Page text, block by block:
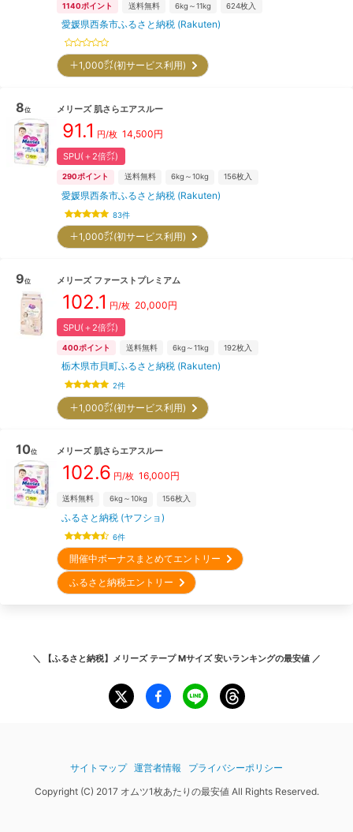
1140ポイント 送料無料 6kg～11kg 624枚入
愛媛県西条市ふるさと納税 (Rakuten)
＋1,000㌽(初サービス利用)
8位 メリーズ 肌さらエアスルー
91.1 円/枚 14,500円
SPU(＋2倍㌽)
290ポイント 送料無料 6kg～10kg 156枚入
愛媛県西条市ふるさと納税 (Rakuten)
83件
＋1,000㌽(初サービス利用)
9位 メリーズ ファーストプレミアム
102.1 円/枚 20,000円
SPU(＋2倍㌽)
400ポイント 送料無料 6kg～11kg 192枚入
栃木県市貝町ふるさと納税 (Rakuten)
2件
＋1,000㌽(初サービス利用)
10位 メリーズ 肌さらエアスルー
102.6 円/枚 16,000円
送料無料 6kg～10kg 156枚入
ふるさと納税 (ヤフショ)
6件
開催中ボーナスまとめてエントリー
ふるさと納税エントリー
＼ 【ふるさと納税】メリーズ テープ Mサイズ 安いランキングの最安値 ／
サイトマップ 運営者情報
プライバシーポリシー
Copyright (C) 2017 オムツ1枚あたりの最安値 All Rights Reserved.